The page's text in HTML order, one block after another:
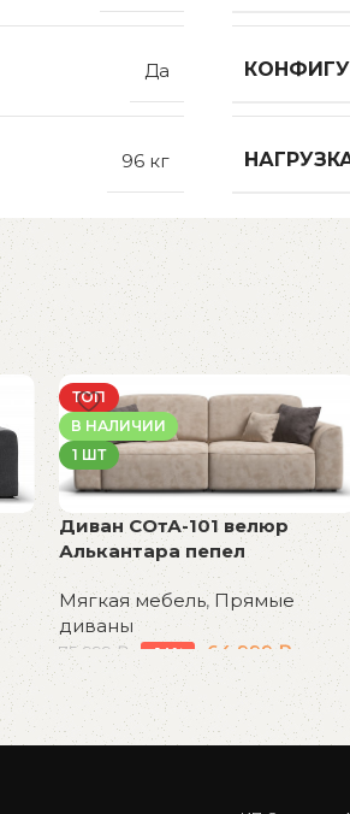
Да
96 кг
ТОП
В НАЛИЧИИ
1 ШТ
Диван СОтА-101 велюр
Алькантара пепел
Мягкая мебель,Прямые
диваны
75 999₽ -14% 64 999 ₽
В корзину